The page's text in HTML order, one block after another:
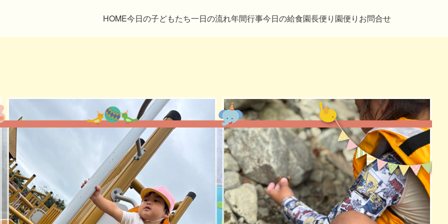
HOME今日の子どもたち一日の流れ年間行事今日の給食園長便り 園便り お問合せ
おやつ